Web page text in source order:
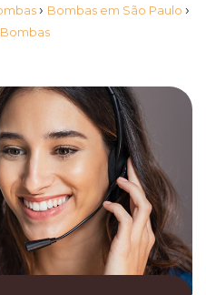
› Bombas em São Paulo ›